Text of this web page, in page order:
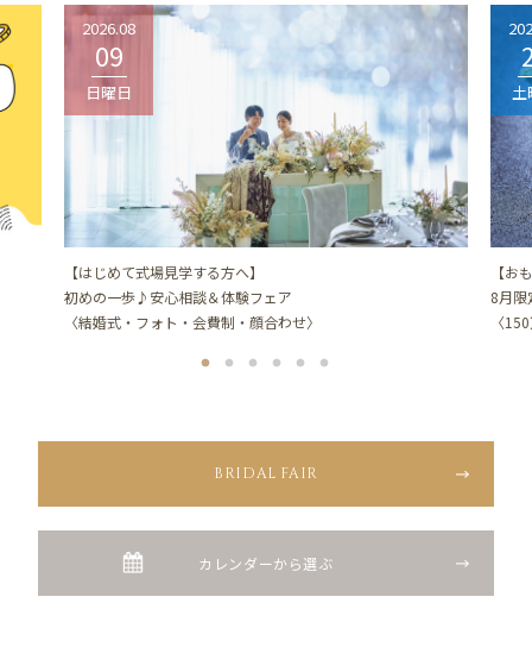
2026.08
09
日曜日
【はじめて式場見学する方へ】
初めの一歩♪安心相談＆体験フェア
〈結婚式・フォト・会費制・顔合わせ〉
土
【お
8月限
〈
BRIDAL FAIR
カレンダーから選ぶ